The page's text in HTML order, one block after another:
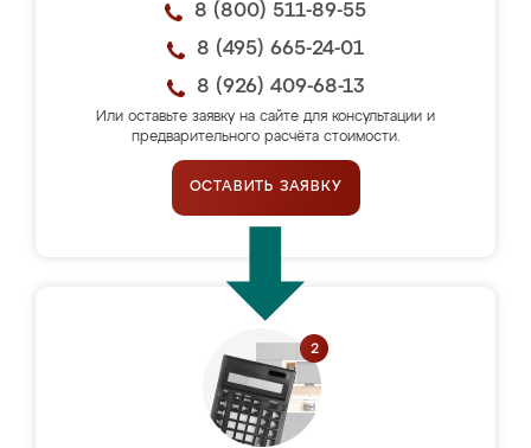
8 (800) 511-89-55
8 (495) 665-24-01
8 (926) 409-68-13
Или оставьте заявку на сайте для консультации и
предварительного расчёта стоимости.
ОСТАВИТЬ ЗАЯВКУ